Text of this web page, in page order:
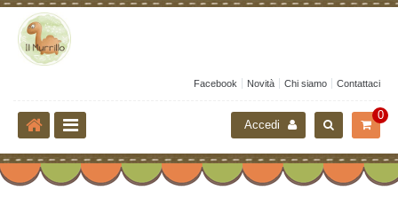
Facebook Novità Chi siamo Contattaci
0
Accedi